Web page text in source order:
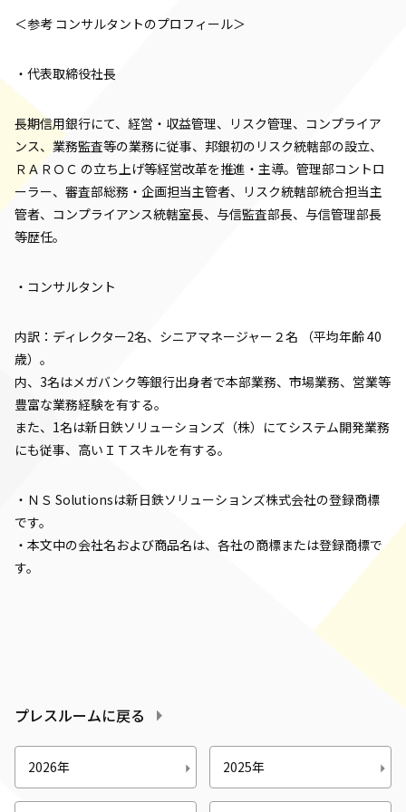
＜参考 コンサルタントのプロフィール＞
・代表取締役社長
長期信用銀行にて、経営・収益管理、リスク管理、コンプライア
ンス、業務監査等の業務に従事、邦銀初のリスク統轄部の設立、
ＲＡＲＯＣ の立ち上げ等経営改革を推進・主導。管理部コントロ
ーラー、審査部総務・企画担当主管者、リスク統轄部統合担当主
管者、コンプライアンス統轄室長、与信監査部長、与信管理部長
等歴任。
・コンサルタント
内訳：ディレクター2名、シニアマネージャー２名 （平均年齢 40
歳）。
内、3名はメガバンク等銀行出身者で本部業務、市場業務、営業等
豊富な業務経験を有する。
また、1名は新日鉄ソリューションズ（株）にてシステム開発業務
にも従事、高いＩＴスキルを有する。
・ＮＳ Solutionsは新日鉄ソリューションズ株式会社の登録商標
です。
・本文中の会社名および商品名は、各社の商標または登録商標で
す。
プレスルームに戻る
2026年 2025年